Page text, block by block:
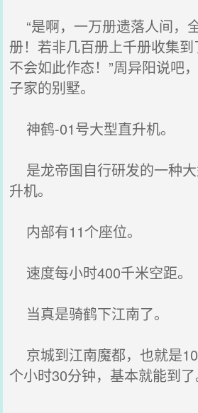
“是啊，一万册遗落人间，
册！若非几百册上千册收集
不会如此作态！”周异阳说吧
子家的别墅。
神鹤-01号大型直升机。
是龙帝国自行研发的一种
升机。
内部有11个座位。
速度每小时400千米空距。
当真是骑鹤下江南了。
京城到江南魔都，也就是
个小时30分钟，基本就能到了